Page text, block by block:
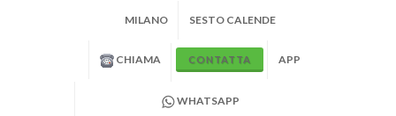
MILANO SESTO CALENDE
CHIAMA CONTATTA APP
WHATSAPP